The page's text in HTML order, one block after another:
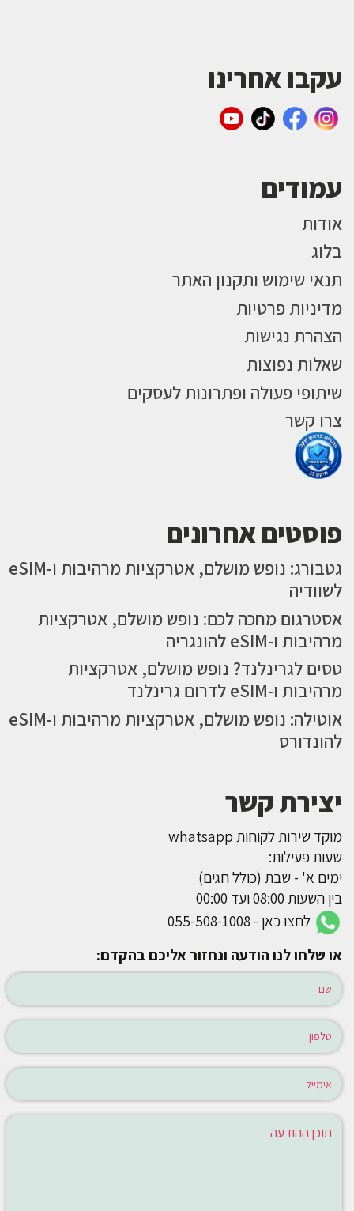
עקבו אחרינו
עמודים
אודות
בלוג
תנאי שימוש ותקנון האתר
מדיניות פרטיות
הצהרת נגישות
שאלות נפוצות
שיתופי פעולה ופתרונות לעסקים
צרו קשר
פוסטים אחרונים
גטבורג: נופש מושלם, אטרקציות מרהיבות ו-eSIM
לשוודיה
אסטרגום מחכה לכם: נופש מושלם, אטרקציות
מרהיבות ו-eSIM להונגריה
טסים לגרינלנד? נופש מושלם, אטרקציות
מרהיבות ו-eSIM לדרום גרינלנד
אוטילה: נופש מושלם, אטרקציות מרהיבות ו-eSIM
להונדורס
יצירת קשר
מוקד שירות לקוחות whatsapp
שעות פעילות:
ימים א' - שבת (כולל חגים)
בין השעות 08:00 ועד 00:00
לחצו כאן - 055-508-1008
או שלחו לנו הודעה ונחזור אליכם בהקדם: